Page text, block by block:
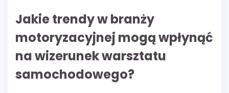
Jakie trendy w branży
motoryzacyjnej mogą wpłynąć
na wizerunek warsztatu
samochodowego?